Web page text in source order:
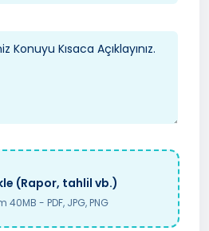
(Rapor, tahlil vb.)
- PDF, JPG, PNG